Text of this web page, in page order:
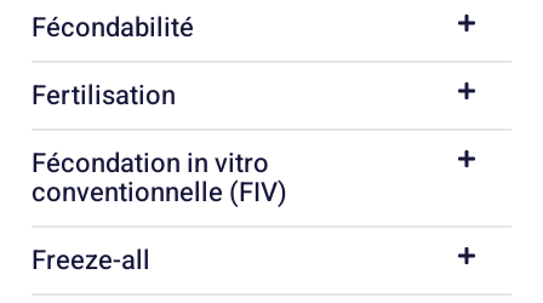
Fécondabilité
Fertilisation
Fécondation in vitro
conventionnelle (FIV)
Freeze-all